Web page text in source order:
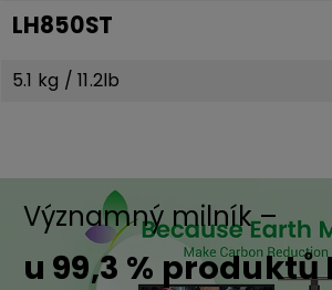
LH850ST
5.1 kg / 11.2lb
Významný milník –
u 99,3 % produktů